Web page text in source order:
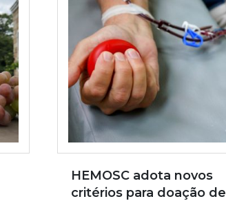
HEMOSC adota novos
critérios para doação de